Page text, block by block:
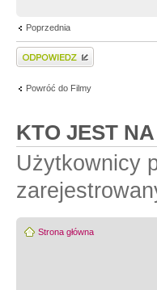
Poprzednia
Wyślij odpowiedź
Powróć do Filmy
KTO JEST
Użytkownicy
Strona główna